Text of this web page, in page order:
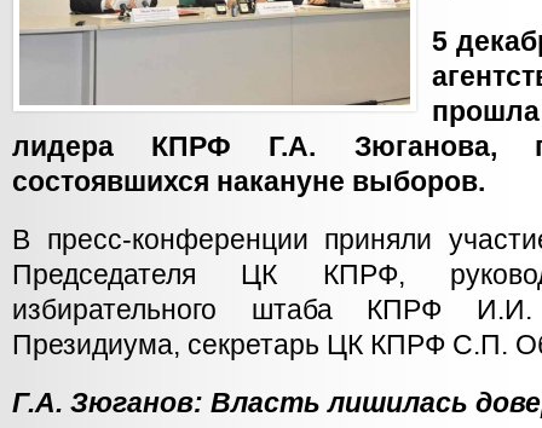
5
лидера КПРФ Г.А. Зюганова,
состоявшихся накануне выборов.
В пресс-конференции приняли
Председателя ЦК КПРФ,
избирательного штаба КПРФ
Президиума, секретарь ЦК КПРФ С.П.
Г.А. Зюганов: Власть лишилась